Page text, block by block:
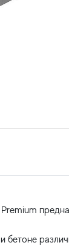
бетоне